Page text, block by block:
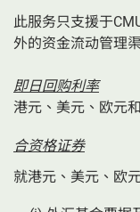
此服务只支援于
外的资金流动管理
即日回购利率
港元、美元、欧元
合资格证券
就港元、美元、欧